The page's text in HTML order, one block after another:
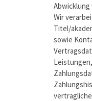
Wir
Titel/
sowie